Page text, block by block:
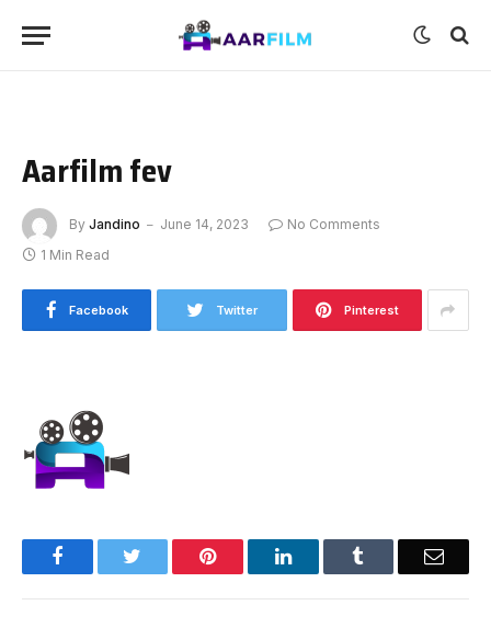
Aarfilm fev
By Jandino June 14, 2023
No Comments
1 Min Read
Facebook Twitter Pinterest
Facebook Pinterest LinkedIn Email